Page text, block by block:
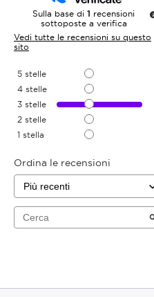
Sulla base di 1 recensioni
sottoposte a verifica
Vedi tutte le recensioni su questo
sito
5 stelle
4 stelle
3 stelle
2 stelle
1 stella
Ordina le recensioni